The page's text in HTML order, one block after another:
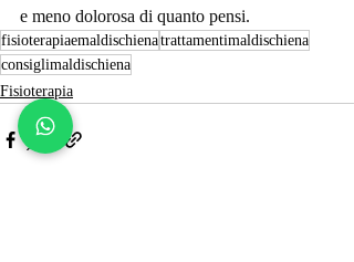
e meno dolorosa di quanto pensi.
fisioterapiaemaldischienatrattamentimaldischiena
consiglimaldischiena
Fisioterapia